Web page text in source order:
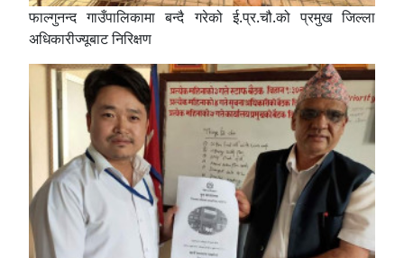
फाल्गुनन्द गाउँपालिकामा बन्दै गरेको ई.प्र.चौ.को प्रमुख जिल्ला
अधिकारीज्यूबाट निरिक्षण